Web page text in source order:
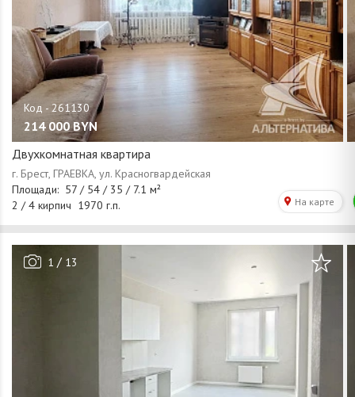
214 000 BYN
Двухкомнатная квартира
1 / 13